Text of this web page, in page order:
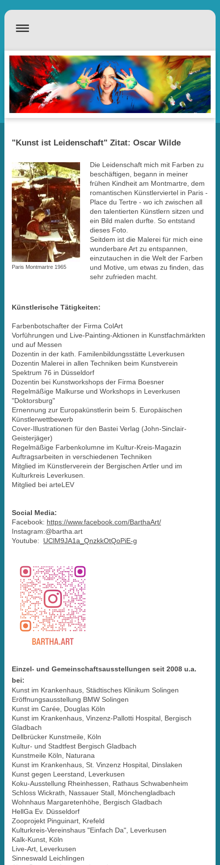
"Kunst ist Leidenschaft" Zitat: Oscar Wilde
Paris Montmartre 1965
Die Leidenschaft mich mit Farben zu
beschäftigen, begann in meiner
frühen Kindheit am Montmartre, dem
romantischen Künstlerviertel in Paris -
Place du Tertre - wo ich zwischen all
den talentierten Künstlern sitzen und
ein Bild malen durfte. So entstand
dieses Foto.
Seitdem ist die Malerei für mich eine
wunderbare Art zu entspannen,
einzutauchen in die Welt der Farben
und Motive, um etwas zu finden, das
sehr zufrieden macht.
Künstlerische Tätigkeiten:
Farbenbotschafter der Firma ColArt
Vorführungen und Live-Painting-Aktionen in Kunstfachmärkten
und auf Messen
Dozentin in der kath. Familenbildungsstätte Leverkusen
Dozentin Malerei in allen Techniken beim Kunstverein
Spektrum 76 in Düsseldorf
Dozentin bei Kunstworkshops der Firma Boesner
Regelmäßige Malkurse und Workshops in Leverkusen
"Doktorsburg"
Ernennung zur Europakünstlerin beim 5. Europäischen
Künstlerwettbewerb
Cover-Illustrationen für den Bastei Verlag (John-Sinclair-
Geisterjäger)
Regelmäßige Farbenkolumne im Kultur-Kreis-Magazin
Auftragsarbeiten in verschiedenen Techniken
Mitglied im Künstlerverein der Bergischen Artler und im
Kulturkreis Leverkusen.
Mitglied bei arteLEV
Social Media:
Facebook: https://www.facebook.com/BarthaArt/
Instagram:@bartha.art
Youtube: UClM9JA1a_QnzkkOtQoPiE-g
Einzel- und Gemeinschaftsausstellungen seit 2008 u.a.
bei:
Kunst im Krankenhaus, Städtisches Klinikum Solingen
Eröffnungsausstellung BMW Solingen
Kunst im Carée, Douglas Köln
Kunst im Krankenhaus, Vinzenz-Pallotti Hospital, Bergisch
Gladbach
Dellbrücker Kunstmeile, Köln
Kultur- und Stadtfest Bergisch Gladbach
Kunstmeile Köln, Naturana
Kunst im Krankenhaus, St. Vinzenz Hospital, Dinslaken
Kunst gegen Leerstand, Leverkusen
Koku-Ausstellung Rheinhessen, Rathaus Schwabenheim
Schloss Wickrath, Nassauer Stall, Mönchengladbach
Wohnhaus Margaretenhöhe, Bergisch Gladbach
HellGa Ev. Düsseldorf
Zooprojekt Pinguinart, Krefeld
Kulturkreis-Vereinshaus "Einfach Da", Leverkusen
Kalk-Kunst, Köln
Live-Art, Leverkusen
Sinneswald Leichlingen